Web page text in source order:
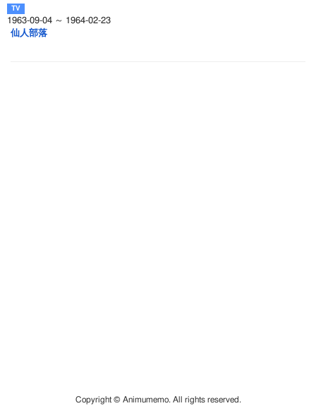
1963-09-04 ～ 1964-02-23
仙人部落
Copyright © Animumemo. All rights reserved.